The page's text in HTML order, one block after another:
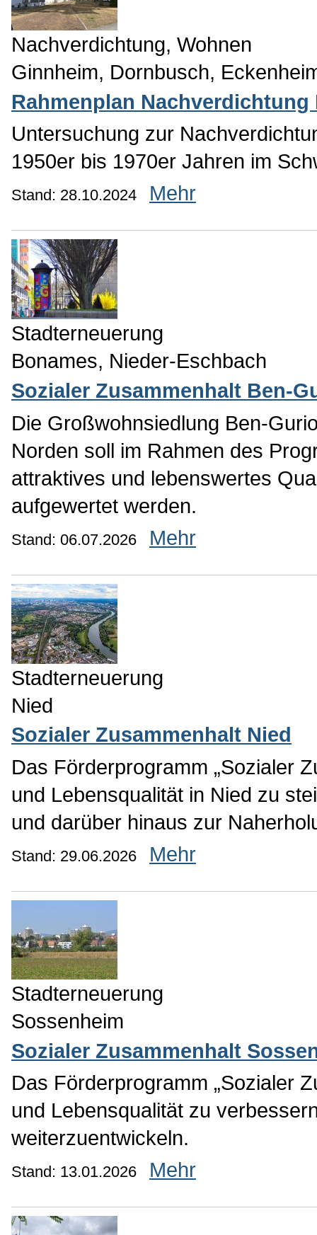
Nachverdichtung, Wohnen
Ginnheim, Dornbusch,
Rahmenplan
Untersuchung zur
1950er bis 1970er Jahren im
Stand: 28.10.2024 Mehr
Stadterneuerung
Bonames, Nieder-Eschbach
Sozialer Zusammenhalt Ben-
Die Großwohnsiedlung Ben-
Norden soll im Rahmen des
attraktives und lebenswertes
aufgewertet werden.
Stand: 06.07.2026 Mehr
Stadterneuerung
Nied
Sozialer Zusammenhalt Nied
Das Förderprogramm „Sozialer
und Lebensqualität in Nied zu
und darüber hinaus zur
Stand: 29.06.2026 Mehr
Stadterneuerung
Sossenheim
Sozialer Zusammenhalt
Das Förderprogramm „Sozialer
und Lebensqualität zu
weiterzuentwickeln.
Stand: 13.01.2026 Mehr